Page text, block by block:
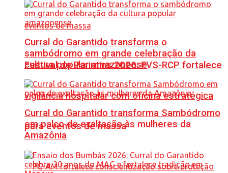
Festival de Parintins 2026: FVS-RCP fortalece
vigilância hospitalar com oficina estratégica
para eventos de massa
Curral do Garantido transforma o
sambódromo em grande celebração da
cultura popular amazonense
Curral do Garantido transforma Sambódromo
em palco de exaltação às mulheres da
Amazônia